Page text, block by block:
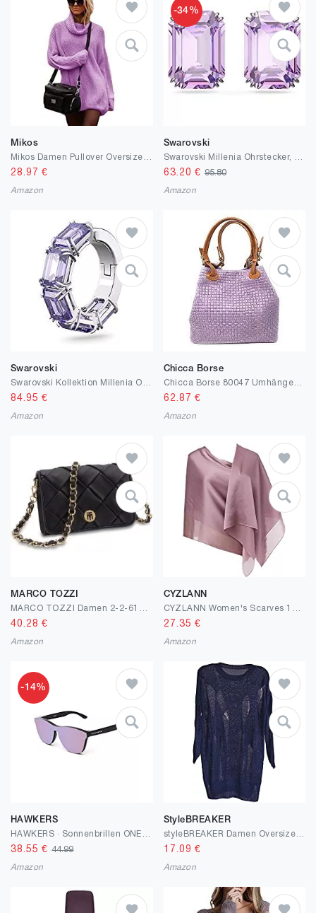
Mikos
28.97 €
Amazon
-34%
Swarovski
63.20 € 95.80
Amazon
Swarovski
84.95 €
Amazon
Chicca Borse
Chicca Borse 80047 Umhängetasche
62.87 €
Amazon
MARCO TOZZI
40.28 €
Amazon
CYZLANN
27.35 €
Amazon
-14%
HAWKERS
38.55 €44.99
Amazon
StyleBREAKER
17.09 €
Amazon